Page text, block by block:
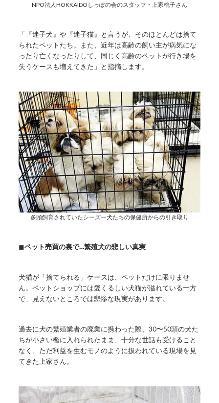
NPO法人HOKKAIDOしっぽの会のスタッフ・上家桃子さん
「『迷子犬』や『迷子猫』と言うが、そのほとんどは捨て
られたペットたち。また、近年は高齢の飼い主が病気にな
ったり亡くなったりして、同じく高齢のペットが行き場を
失うケースも増えてきた」と指摘します。
多頭飼育されていたシーズー犬たちの保健所からの引き取り
◼︎ペット売買の裏で…繁殖犬の悲しい真実
犬猫が「捨てられる」ケースは、ペットだけに限りませ
ん。ペットショップには愛くるしい犬猫が溢れている一方
で、見えないところでは悲惨な現実があります。
過去に犬の繁殖業者の廃業に携わった際、30〜50頭の犬た
ちが小さい檻に入れられたまま、十分な世話も受けること
なく、ただ利益を生むモノのように扱われている現場を見
てきた上家さん。